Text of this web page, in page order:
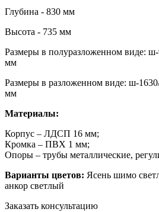
Глубина - 830 мм
Высота - 735 мм
Размеры в полуразложенном виде:
мм
Размеры в разложенном виде: ш-
мм
Материалы:
Корпус – ЛДСП 16 мм;
Кромка – ПВХ 1 мм;
Опоры – трубы металлические,
Варианты цветов: Ясень шимо
анкор светлый
Заказать консультацию